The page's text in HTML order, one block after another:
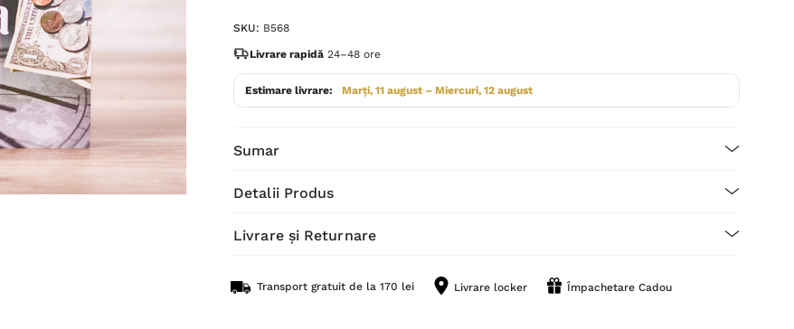
curent
este:
SKU: B568
Livrare rapidă 24–48 ore
Estimare livrare: Marți, 11 august – Miercuri, 12 august
Sumar
Detalii Produs
Livrare și Returnare
Transport gratuit de la 170 lei Livrare locker Împachetare Cadou